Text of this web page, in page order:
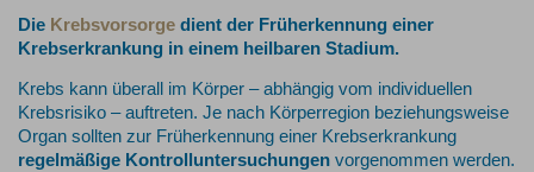
Die Krebsvorsorge dient der Früherkennung einer
Krebserkrankung in einem heilbaren Stadium.
Krebs kann überall im Körper – abhängig vom individuellen
Krebsrisiko – auftreten. Je nach Körperregion beziehungsweise
Organ sollten zur Früherkennung einer Krebserkrankung
regelmäßige Kontrolluntersuchungen vorgenommen werden.